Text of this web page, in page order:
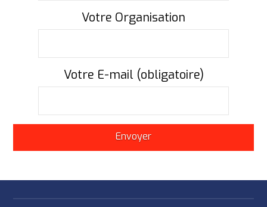
Votre Organisation
Votre E-mail (obligatoire)